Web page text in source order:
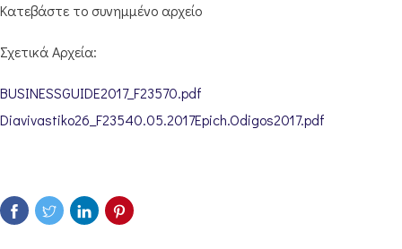
Κατεβάστε το συνημμένο αρχείο
Σχετικά Αρχεία:
BUSINESSGUIDE2017_F23570.pdf
Diavivastiko26_F23540.05.2017Epich.Odigos2017.pdf